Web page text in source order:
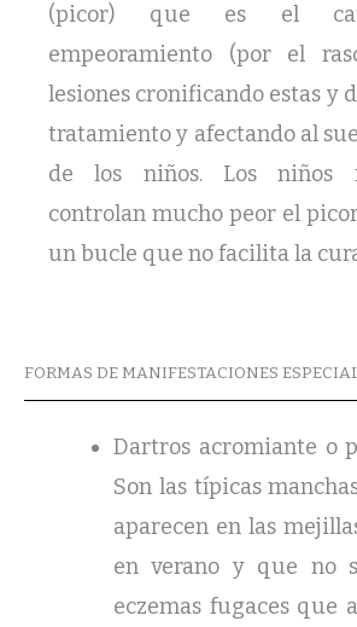
(picor) que es el
empeoramiento (por el
lesiones cronificando estas y
tratamiento y afectando al
de los niños. Los niños
controlan mucho peor el
un bucle que no facilita la
FORMAS DE MANIFESTACIONES
Dartros acromiante o
Son las típicas
aparecen en las
en verano y que no
eczemas fugaces que